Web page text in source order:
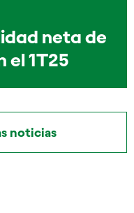
neta de
el 1T25
noticias